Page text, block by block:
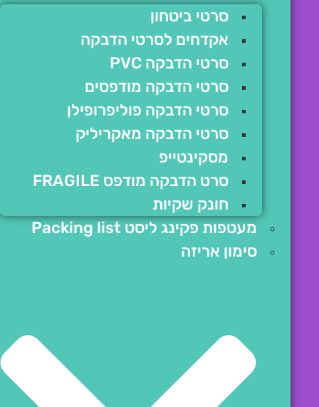
סרטי ביטחון
אקדחים לסרטי הדבקה
סרטי הדבקה PVC
סרטי הדבקה מודפסים
סרטי הדבקה פוליפרופילן
סרטי הדבקה מאקריליק
מסקינטייפ
סרט הדבקה מודפס FRAGILE
חונק שקיות
מעטפות פקינג ליסט Packing list
סימון אריזה